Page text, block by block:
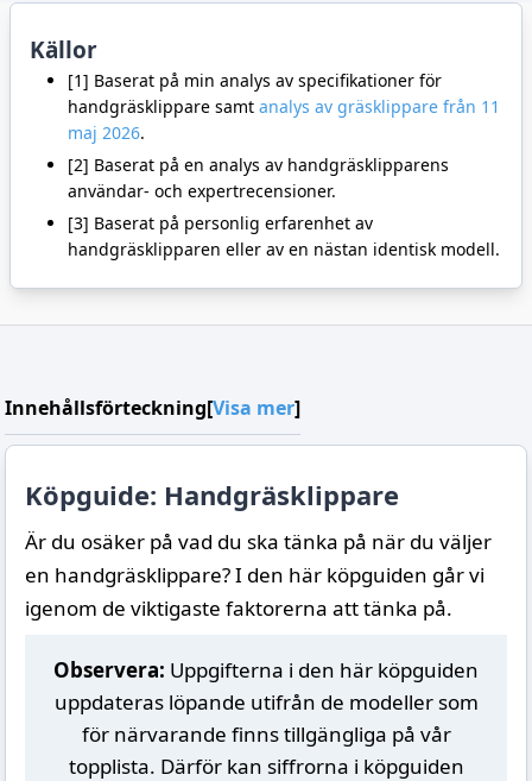
Källor
[1] Baserat på min analys av specifikationer för
handgräsklippare samt analys av gräsklippare från 11
maj 2026.
[2] Baserat på en analys av handgräsklipparens
användar- och expertrecensioner.
[3] Baserat på personlig erfarenhet av
handgräsklipparen eller av en nästan identisk modell.
Innehållsförteckning[Visa mer]
Köpguide: Handgräsklippare
Är du osäker på vad du ska tänka på när du väljer
en handgräsklippare? I den här köpguiden går vi
igenom de viktigaste faktorerna att tänka på.
Observera: Uppgifterna i den här köpguiden
uppdateras löpande utifrån de modeller som
för närvarande finns tillgängliga på vår
topplista. Därför kan siffrorna i köpguiden